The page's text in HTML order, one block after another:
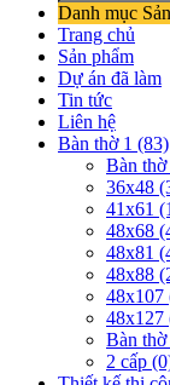
Danh mục
Trang chủ
Sản phẩm
Dự án đã làm
Tin tức
Liên hệ
Bàn thờ 1 (83)
Bàn
36x48
41x61
48x68
48x81
48x88
48x107
48x127
Bàn
2 cấp